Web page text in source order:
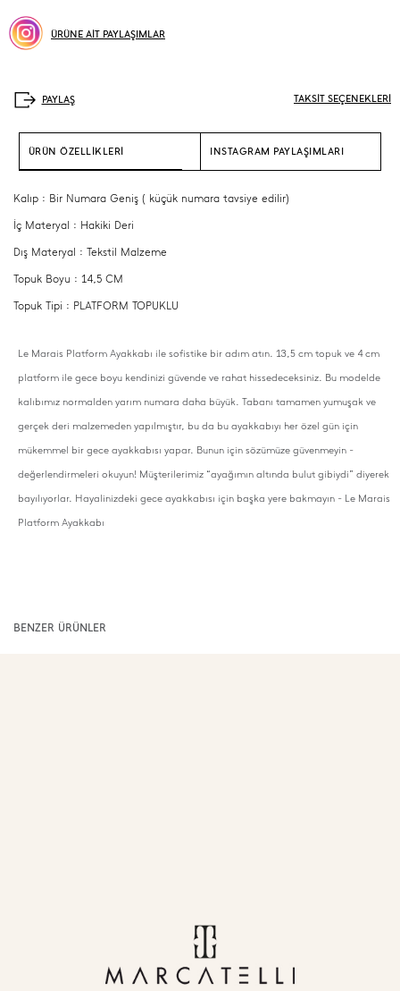
ÜRÜNE AİT PAYLAŞIMLAR
TAKSİT SEÇENEKLERİ
ÜRÜN ÖZELLİKLERİ INSTAGRAM PAYLAŞIMLARI
Kalıp : Bir Numara Geniş ( küçük numara tavsiye edilir)
İç Materyal : Hakiki Deri
Dış Materyal : Tekstil Malzeme
Topuk Boyu : 14,5 CM
Topuk Tipi : PLATFORM TOPUKLU
Le Marais Platform Ayakkabı ile sofistike bir adım atın. 13,5 cm topuk ve 4 cm
platform ile gece boyu kendinizi güvende ve rahat hissedeceksiniz. Bu modelde
kalıbımız normalden yarım numara daha büyük. Tabanı tamamen yumuşak ve
gerçek deri malzemeden yapılmıştır, bu da bu ayakkabıyı her özel gün için
mükemmel bir gece ayakkabısı yapar. Bunun için sözümüze güvenmeyin -
değerlendirmeleri okuyun! Müşterilerimiz “ayağımın altında bulut gibiydi” diyerek
bayılıyorlar. Hayalinizdeki gece ayakkabısı için başka yere bakmayın - Le Marais
Platform Ayakkabı
BENZER ÜRÜNLER